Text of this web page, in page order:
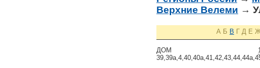
Верхние Велеми →
А Б В Г Д Е
ДОМ